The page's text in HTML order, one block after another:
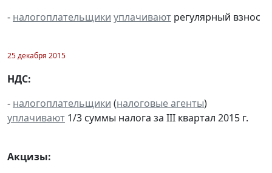
- налогоплательщики уплачивают регулярный взнос
25 декабря 2015
НДС:
- налогоплательщики (налоговые агенты)
уплачивают 1/3 суммы налога за III квартал 2015 г.
Акцизы: